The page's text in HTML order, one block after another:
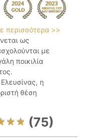
περισσότερα >>
ως
με
ποικιλία
η
θέση
(75)